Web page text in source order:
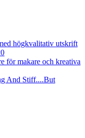
högkvalitativ utskrift
för makare och kreativa
And Stiff....But